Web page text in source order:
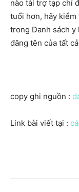
nào tài trợ tạp chí
tuổi hơn, hãy
trong Danh sách y
đăng tên của tất
copy ghi nguồn :
Link bài viết tại :